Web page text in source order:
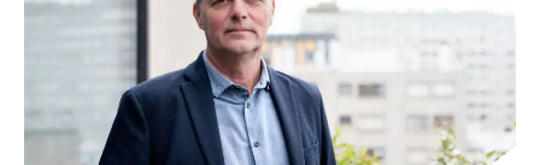
NOS AMIS, PARRAINS ET MARRAINES
NOS FONDATIONS ABRITÉES
NOS ÉVÉNEMENTS
NOUS REJOINDRE
ACCUEILLIR, ACCOMPAGNER, LOGER
SOUTENIR L’ENGAGEMENT DES HABITANTS
DÉFENDRE L’ACCÈS AUX DROITS
DONNER LES MOYENS D’AGIR
RAPPORTS SUR L’ÉTAT DU MAL-LOGEMENT
S’ENGAGER AUTREMENT
FAIRE UN DON IFI
PARTENARIATS ENTREPRISES
RÉDUCTIONS FISCALES